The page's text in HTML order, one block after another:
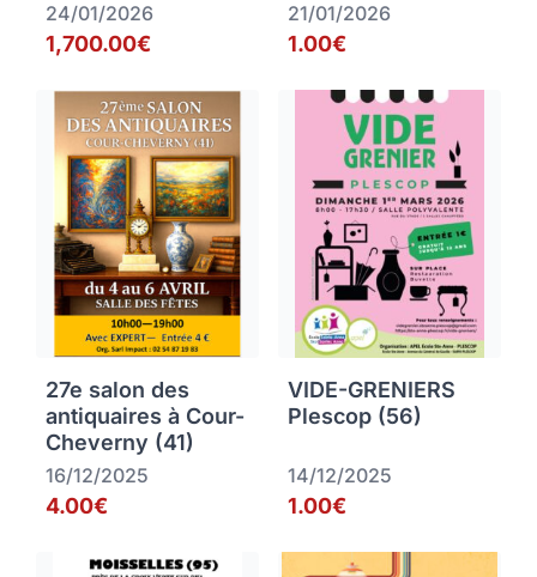
24/01/2026
1,700.00€
21/01/2026
1.00€
27e salon des
antiquaires à Cour-
Cheverny (41)
16/12/2025
4.00€
VIDE-GRENIERS
Plescop (56)
14/12/2025
1.00€